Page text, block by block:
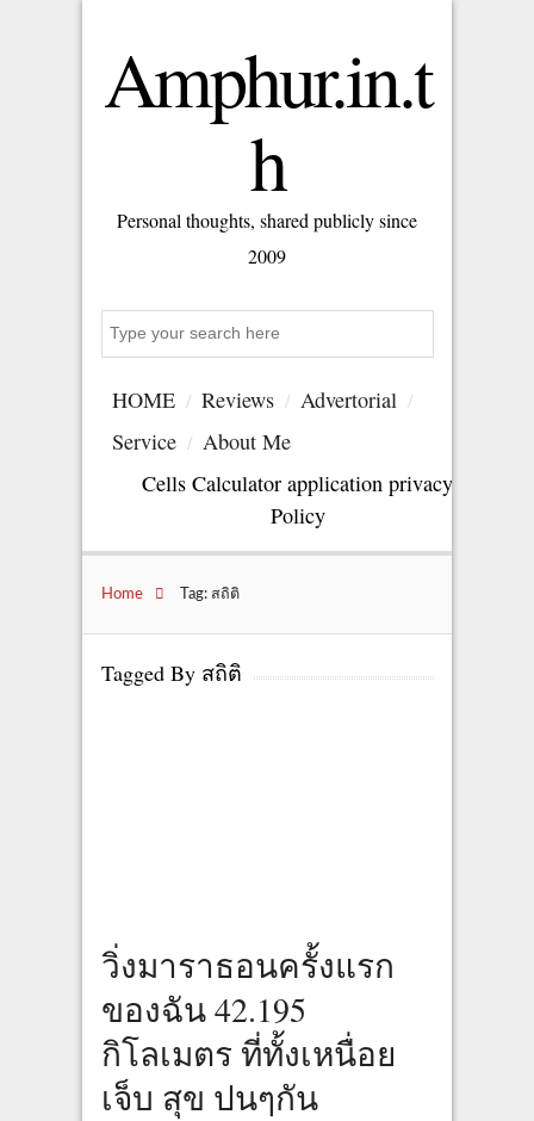
Amphur.in.t
h
Personal thoughts, shared publicly since
2009
e
HOME Reviews
Advertorial
Service
About Me
Cells Calculator application privacy
Policy
Home Tag: สถิติ
Tagged By สถิติ
วิ่งมาราธอนครั้งแรก
ของฉัน 42.195
กิโลเมตร ที่ทั้งเหนื่อย
เจ็บ สุข ปนๆกัน